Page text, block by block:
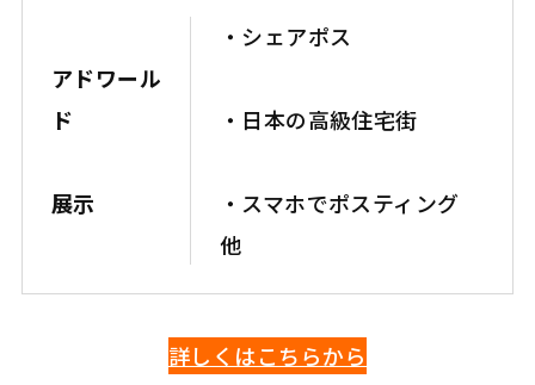
アドワール
ド
展示
・シェアポス
・日本の高級住宅街
・スマホでポスティング
他
詳しくはこちらから